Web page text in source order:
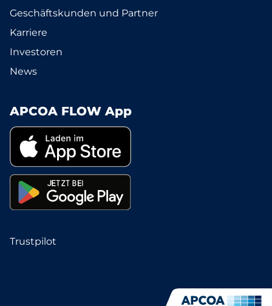
Geschäftskunden und Partner
Karriere
Investoren
News
APCOA FLOW App
Trustpilot